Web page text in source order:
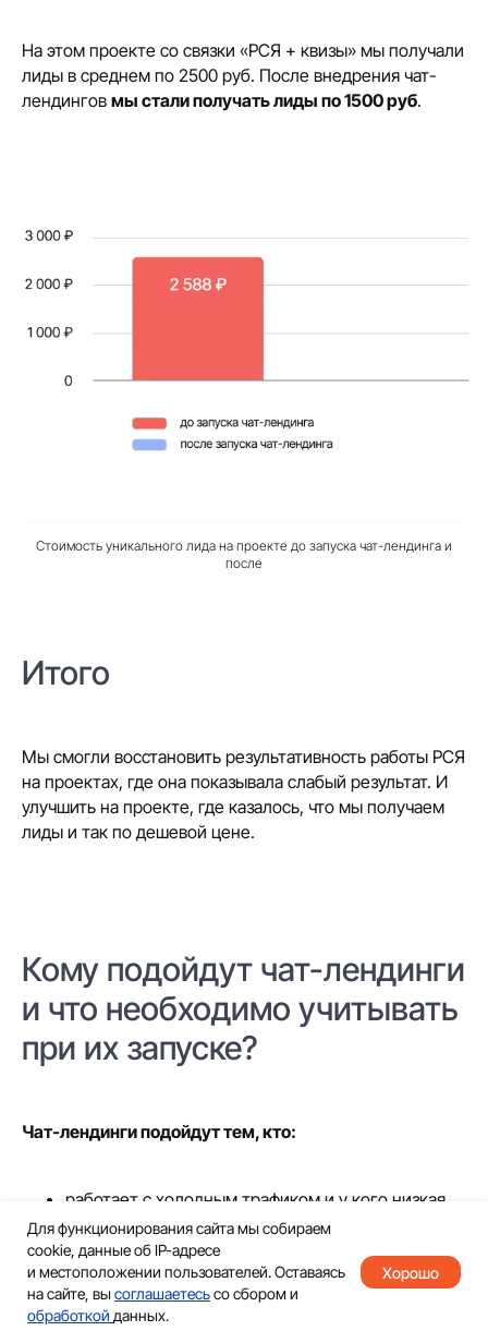
На этом проекте со связки «РСЯ + квизы» мы получали
лиды в среднем по 2500 руб. После внедрения чат-
лендингов мы стали получать лиды по 1500 руб.
Стоимость уникального лида на проекте до запуска чат-лендинга и
после
Итого
Мы смогли восстановить результативность работы РСЯ
на проектах, где она показывала слабый результат. И
улучшить на проекте, где казалось, что мы получаем
лиды и так по дешевой цене.
Кому подойдут чат-лендинги
и что необходимо учитывать
при их запуске?
Чат-лендинги подойдут тем, кто:
работает с холодным трафиком и у кого низкая
конверсия,
имеет на проектах большую долю мобильного
трафика,
заметил снижение эффективности квизов.
Для функционирования сайта мы собираем
cookie, данные об IP-адресе
и местоположении пользователей. Оставаясь
на сайте, вы соглашаетесьсо сбором и
обработкой данных.
Хорошо